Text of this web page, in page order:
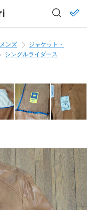
メンズ
ジャケット・
シングルライダース